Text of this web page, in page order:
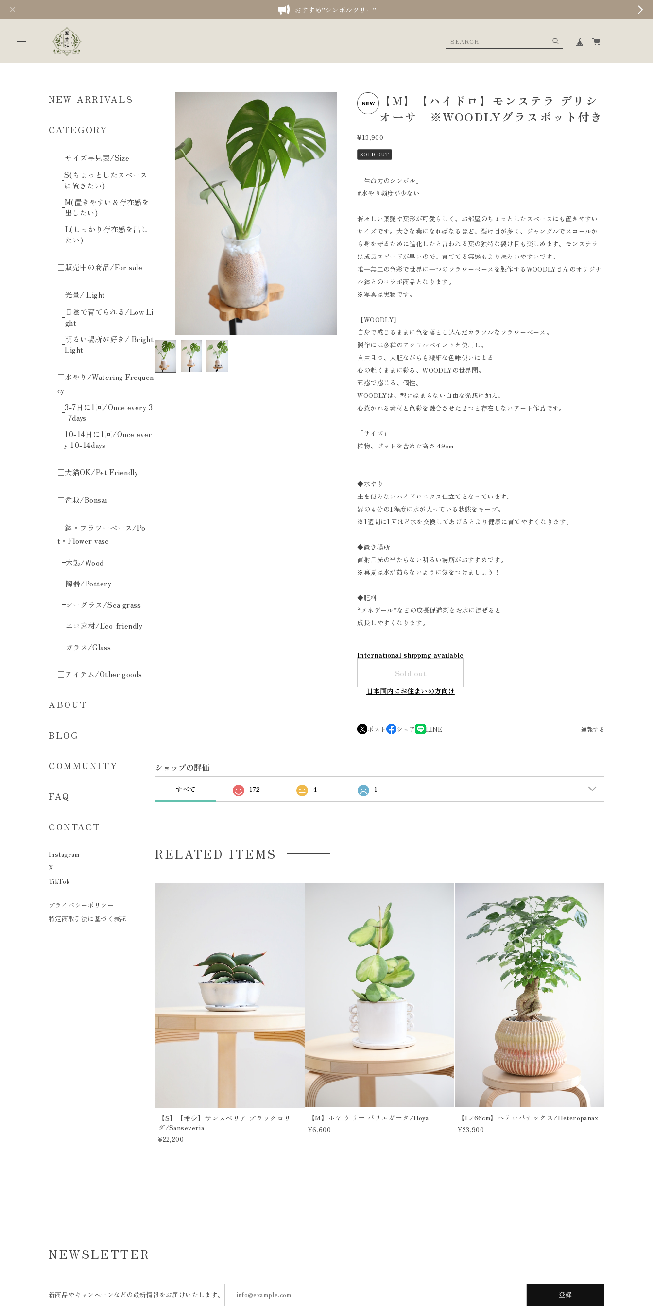
おすすめ”シンボルツリー”
NEW ARRIVALS
CATEGORY
□サイズ早見表/Size
S(ちょっとしたスペース
に置きたい)
M(置きやすい＆存在感を
出したい)
L(しっかり存在感を出し
たい)
□販売中の商品/For sale
□光量/ Light
日陰で育てられる/Low Li
ght
明るい場所が好き/ Bright
Light
□水やり/Watering Frequen
cy
3-7日に1回/Once every 3
-7days
10-14日に1回/Once ever
y 10-14days
□犬猫OK/Pet Friendly
□盆栽/Bonsai
□鉢・フラワーベース/Po
t・Flower vase
木製/Wood
陶器/Pottery
シーグラス/Sea grass
エコ素材/Eco-friendly
ガラス/Glass
□アイテム/Other goods
ABOUT
BLOG
COMMUNITY
FAQ
CONTACT
Instagram
X
TikTok
プライバシーポリシー
特定商取引法に基づく表記
【M】【ハイドロ】モンステラ デリシ
オーサ ※WOODLYグラスポット付き
¥13,900
SOLD OUT
「生命力のシンボル」
#水やり頻度が少ない
若々しい葉艶や葉形が可愛らしく、お部屋のちょっとしたスペースにも置きやすい
サイズです。大きな葉になればなるほど、裂け目が多く、ジャングルでスコールか
ら身を守るために進化したと言われる葉の独特な裂け目も楽しめます。モンステラ
は成長スピードが早いので、育ててる実感もより味わいやすいです。
唯一無二の色彩で世界に一つのフラワーベースを製作するWOODLYさんのオリジナ
ル鉢とのコラボ商品となります。
※写真は実物です。
【WOODLY】
自身で感じるままに色を落とし込んだカラフルなフラワーベース。
製作には多種のアクリルペイントを使用し、
自由且つ、大胆ながらも繊細な色味使いによる
心の赴くままに彩る、WOODLYの世界間。
五感で感じる、個性。
WOODLYは、型にはまらない自由な発想に加え、
心惹かれる素材と色彩を融合させた２つと存在しないアート作品です。
「サイズ」
植物、ポットを含めた高さ 49cm
◆水やり
土を使わないハイドロニクス仕立てとなっています。
器の４分の1程度に水が入っている状態をキープ。
※1週間に1回ほど水を交換してあげるとより健康に育てやすくなります。
◆置き場所
直射日光の当たらない明るい場所がおすすめです。
※真夏は水が茹らないように気をつけましょう！
◆肥料
“メネデール”などの成長促進剤をお水に混ぜると
成長しやすくなります。
International shipping available
Sold out
日本国内にお住まいの方向け
ポスト シェア LINE 通報する
ショップの評価
すべて 172 4 1
RELATED ITEMS
【S】【希少】サンスベリア ブラックロリ
ダ/Sanseveria
¥22,200
【M】ホヤ ケリー バリエガータ/Hoya
¥6,600
【L/66cm】ヘテロパナックス/Heteropanax
¥23,900
NEWSLETTER
新商品やキャンペーンなどの最新情報をお届けいたします。 登録